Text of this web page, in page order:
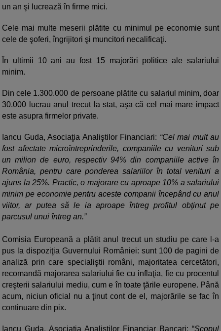
un an şi lucrează în firme mici.
Cele mai multe meserii plătite cu minimul pe economie sunt
cele de şoferi, îngrijitori şi muncitori necalificaţi.
În ultimii 10 ani au fost 15 majorări politice ale salariului
minim.
Din cele 1.300.000 de persoane plătite cu salariul minim, doar
30.000 lucrau anul trecut la stat, aşa că cel mai mare impact
este asupra firmelor private.
Iancu Guda, Asociaţia Analiştilor Financiari: “Cel mai mult au
fost afectate microîntreprinderile, companiile cu venituri sub
un milion de euro, respectiv 94% din companiile active în
România, pentru care ponderea salariilor în total venituri a
ajuns la 25%. Practic, o majorare cu aproape 10% a salariului
minim pe economie pentru aceste companii începând cu anul
viitor, ar putea să le ia aproape întreg profitul obţinut pe
parcusul unui întreg an.”
Comisia Europeană a plătit anul trecut un studiu pe care l-a
pus la dispoziţia Guvernului României: sunt 100 de pagini de
analiză prin care specialiştii români, majoritatea cercetători,
recomandă majorarea salariului fie cu inflaţia, fie cu procentul
creşterii salariului mediu, cum e în toate ţările europene. Până
acum, niciun oficial nu a ţinut cont de el, majorările se fac în
continuare din pix.
Iancu Guda, Asociația Analiştilor Financiar Bancari: “Scopul